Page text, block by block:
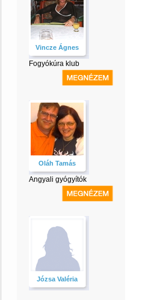
Vincze Ágnes
Fogyókúra klub
Oláh Tamás
Angyali gyógyítók
Józsa Valéria